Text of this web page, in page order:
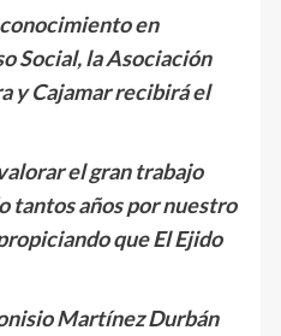
en
Social, la Asociación
y Cajamar recibirá el
el gran trabajo
tantos años por nuestro
que El Ejido
Martínez Durbán